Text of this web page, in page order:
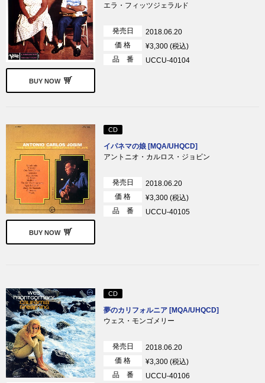
BUY NOW
エラ・フィッツジェラルド
発売日
2018.06.20
価 格
¥3,300 (税込)
品 番
UCCU-40104
BUY NOW
CD
イパネマの娘 [MQA/UHQCD]
アントニオ・カルロス・ジョビン
発売日
2018.06.20
価 格
¥3,300 (税込)
品 番
UCCU-40105
CD
夢のカリフォルニア [MQA/UHQCD]
ウェス・モンゴメリー
発売日
2018.06.20
価 格
¥3,300 (税込)
品 番
UCCU-40106